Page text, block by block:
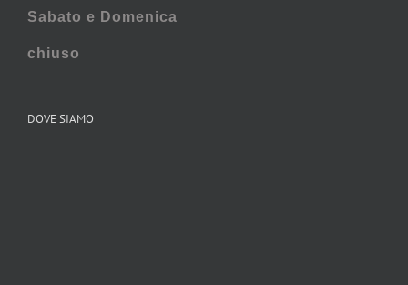
Sabato e Domenica
chiuso
DOVE SIAMO